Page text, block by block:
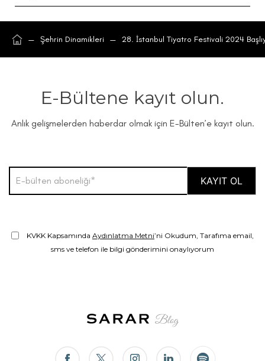
— Şehrin Dinamikleri — 28. İstanbul Tiyatro Festivali 2024
E-Bültene kayıt olun.
Anlık gelişmelerden haberdar olmak için E-Bülten’e kayıt olun.
KVKK Kapsamında Aydınlatma Metni’ni Okudum, Tarafıma email,
sms ve telefon ile bilgi gönderimini onaylıyorum